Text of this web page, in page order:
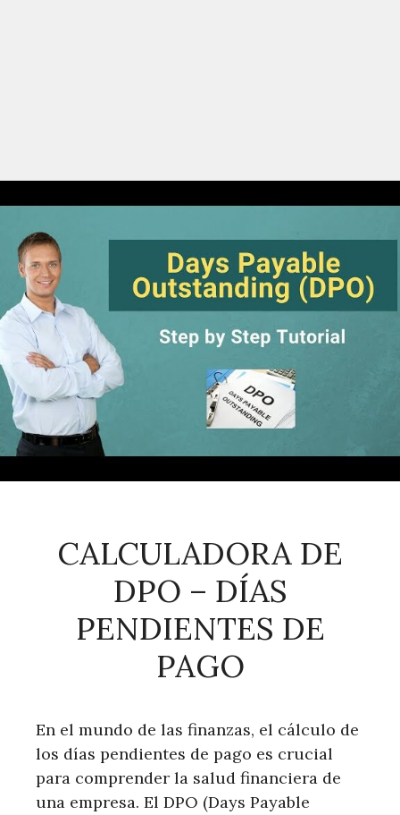
CALCULADORA DE
DPO – DÍAS
PENDIENTES DE
PAGO
En el mundo de las finanzas, el cálculo de
los días pendientes de pago es crucial
para comprender la salud financiera de
una empresa. El DPO (Days Payable